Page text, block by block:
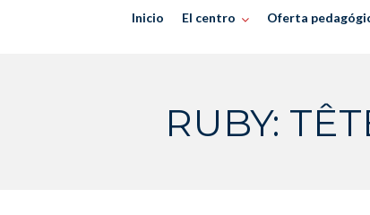
Inicio El centro Oferta
RUBY: